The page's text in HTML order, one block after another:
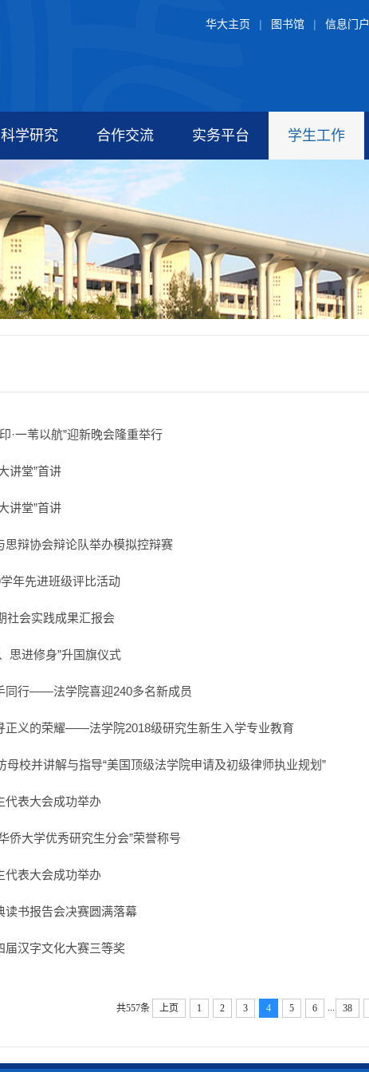
华大主页 | 图书馆 | 信息门户
科学研究 合作交流 实务平台 学生工作
·一苇以航”迎新晚会隆重举行
讲堂”首讲
讲堂”首讲
思辩协会辩论队举办模拟控辩赛
年先进班级评比活动
社会实践成果汇报会
思进修身”升国旗仪式
同行——法学院喜迎240多名新成员
正义的荣耀——法学院2018级研究生新生入学专业教育
母校并讲解与指导“美国顶级法学院申请及初级律师执业规划”
代表大会成功举办
侨大学优秀研究生分会”荣誉称号
代表大会成功举办
读书报告会决赛圆满落幕
届汉字文化大赛三等奖
共557条 上页 1 2 3 4 5 6 38